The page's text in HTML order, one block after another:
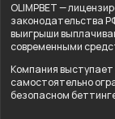
OLIMPBET —
законодательства
выигрыши
современными
Компания выступает
самостоятельно
безопасном